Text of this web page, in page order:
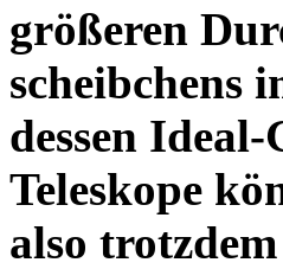
größeren
scheibchens
dessen
Teleskope
also